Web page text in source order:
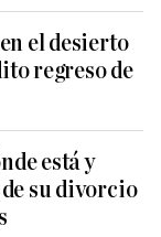
el desierto
regreso de
está y
de su divorcio